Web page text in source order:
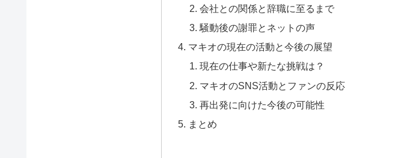
会社との関係と辞職に至るまで
騒動後の謝罪とネットの声
マキオの現在の活動と今後の展望
現在の仕事や新たな挑戦は？
マキオのSNS活動とファンの反応
再出発に向けた今後の可能性
まとめ